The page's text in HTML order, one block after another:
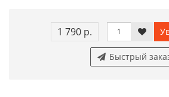
1 790 р.
Быстрый